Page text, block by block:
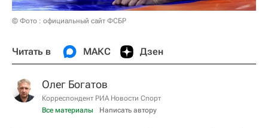
© Фото : официальный сайт ФСБР
Читать в МАКС Дзен
Олег Богатов
Корреспондент РИА Новости Спорт
Все материалы
Написать автору